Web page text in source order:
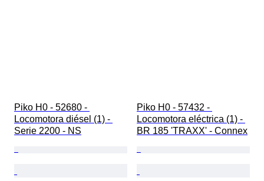
Piko H0 - 52680 -
Locomotora diésel (1) -
Serie 2200 - NS
Piko H0 - 57432 -
Locomotora eléctrica (1) -
BR 185 'TRAXX' - Connex